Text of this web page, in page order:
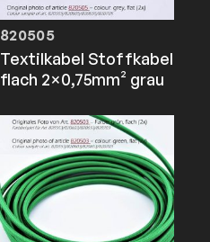
820505
Textilkabel Stoffkabel
flach 2×0,75mm² grau